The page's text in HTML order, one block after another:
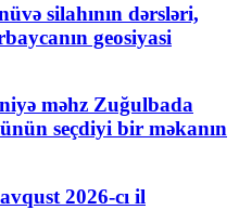
silahının dərsləri,
geosiyasi
məhz Zuğulbada
seçdiyi bir məkanın
2026-cı il